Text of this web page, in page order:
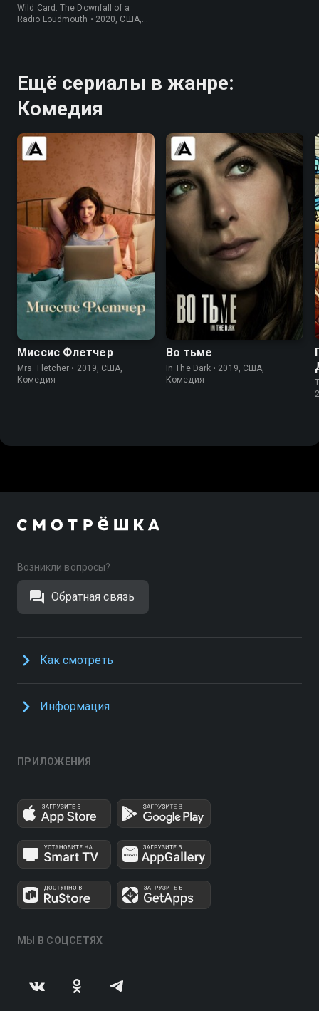
Wild Card: The Downfall of a
Radio Loudmouth • 2020, США,
Ещё сериалы в жанре:
Комедия
6.5 7.1
Миссис Флетчер
Mrs. Fletcher • 2019, США,
Комедия
7.4 7.5
Во тьме
In The Dark • 2019, США,
Комедия
Возникли вопросы?
Обратная связь
Как смотреть
Информация
ПРИЛОЖЕНИЯ
МЫ В СОЦСЕТЯХ